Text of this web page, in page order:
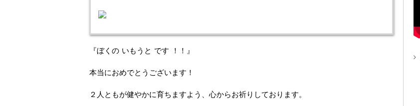
『ぼくの いもうと です ！！』
本当におめでとうございます！
２人ともが健やかに育ちますよう、心からお祈りしております。